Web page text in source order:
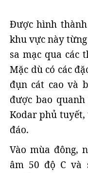
Được hình
khu vực này
sa mạc qua các
Mặc dù có các
đụn cát cao và
được bao
Kodar phủ tuyết,
đáo.
Vào mùa đông,
âm 50 độ C và